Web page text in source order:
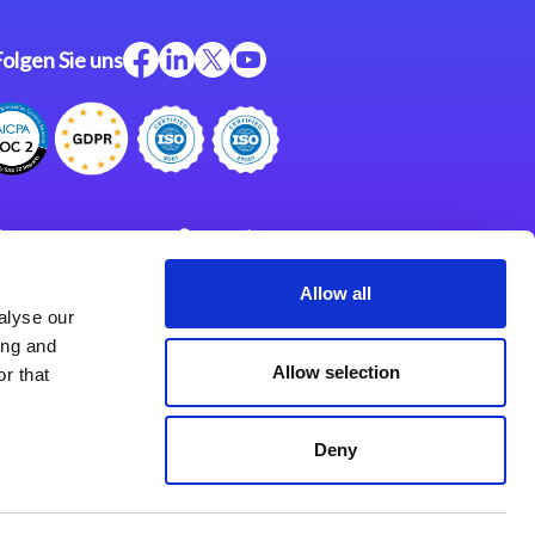
our
and
that
Allow all
Allow selection
Deny
Sie uns
Support
Impressum